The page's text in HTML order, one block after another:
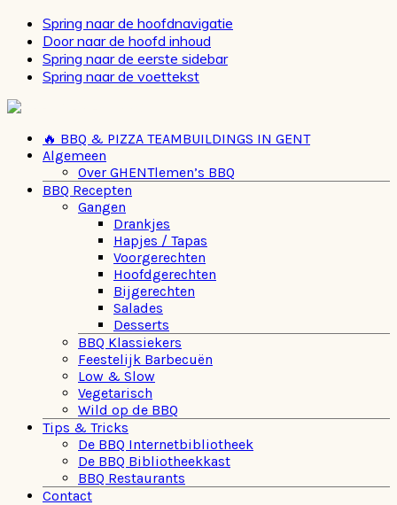
Spring naar de hoofdnavigatie
Door naar de hoofd inhoud
Spring naar de eerste sidebar
Spring naar de voettekst
🔥 BBQ & PIZZA TEAMBUILDINGS IN GENT
Algemeen
Over GHENTlemen’s BBQ
BBQ Recepten
Gangen
Drankjes
Hapjes / Tapas
Voorgerechten
Hoofdgerechten
Bijgerechten
Salades
Desserts
BBQ Klassiekers
Feestelijk Barbecuën
Low & Slow
Vegetarisch
Wild op de BBQ
Tips & Tricks
De BBQ Internetbibliotheek
De BBQ Bibliotheekkast
BBQ Restaurants
Contact